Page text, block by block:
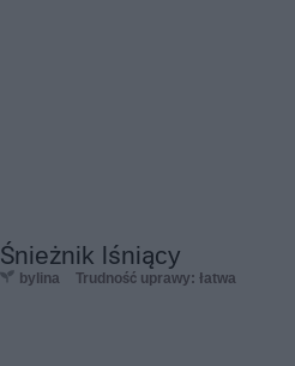
Śnieżnik lśniący
bylina Trudność uprawy: łatwa